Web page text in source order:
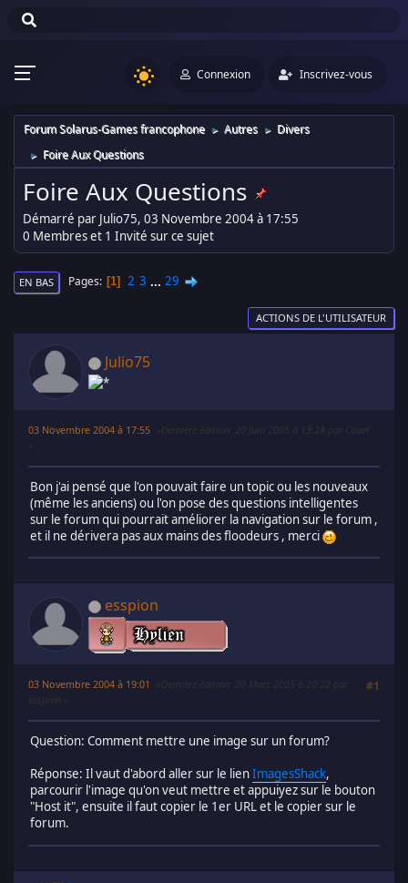
Connexion Inscrivez-vous
Forum Solarus-Games francophone ► Autres ► Divers
► Foire Aux Questions
Foire Aux Questions
Démarré par Julio75, 03 Novembre 2004 à 17:55
0 Membres et 1 Invité sur ce sujet
EN BAS Pages 1 2 3 ... 29
ACTIONS DE L'UTILISATEUR
Julio75
03 Novembre 2004 à 17:55 Dernière édition
Bon j'ai pensé que l'on pouvait faire un topic ou les nouveaux
(même les anciens) ou l'on pose des questions intelligentes
sur le forum qui pourrait améliorer la navigation sur le forum ,
et il ne dérivera pas aux mains des floodeurs , merci
esspion
03 Novembre 2004 à 19:01 #1
Dernière édition
: 20 Mars 2005 à 20:22 par
Question: Comment mettre une image sur un forum?
Réponse: Il vaut d'abord aller sur le lienImagesShack,
parcourir l'image qu'on veut mettre et appuiyez sur le bouton
"Host it", ensuite il faut copier le 1er URL et le copier sur le
forum.